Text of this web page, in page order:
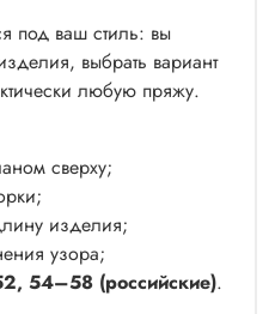
под ваш стиль: вы
выбрать вариант
любую пряжу.
сверху;
изделия;
узора;
54–58 (российские).